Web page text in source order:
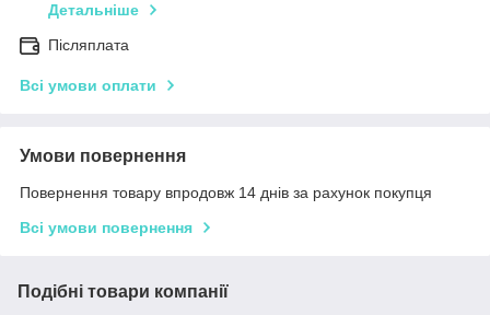
Детальніше
Післяплата
Всі умови оплати
Умови повернення
Повернення товару впродовж 14 днів за рахунок покупця
Всі умови повернення
Подібні товари компанії